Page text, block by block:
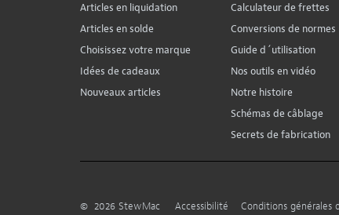
Articles en liquidation
Articles en solde
Choisissez votre marque
Idées de cadeaux
Nouveaux articles
Calculateur de frettes
Conversions de normes
Guide d´utilisation
Nos outils en vidéo
Notre histoire
Schémas de câblage
Secrets de fabrication
© 2026 StewMac Accessibilité Conditions générales